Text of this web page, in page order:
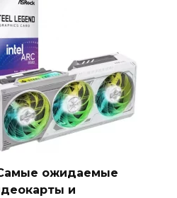
ожидаемые
и